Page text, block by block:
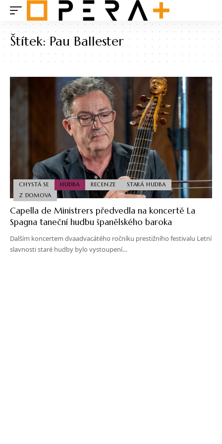
Štítek:Pau Ballester
CHYSTÁ SE HUDBA RECENZE
STARÁ HUDBA
Z DOMOVA
Capella de Ministrers předvedla na koncertě La
Spagna taneční hudbu španělského baroka
Dalším koncertem dvaadvacátého ročníku prestižního festivalu Letní
slavnosti staré hudby bylo vystoupení…